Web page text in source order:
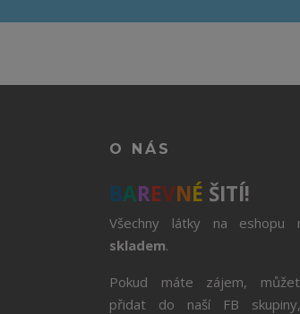
O NÁS
BAREVNÉ ŠITÍ!
Všechny látky na eshopu
skladem.
Pokud máte zájem,
přidat do naší FB